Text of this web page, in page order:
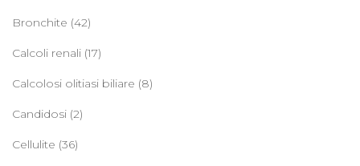
Bronchite (42)
Calcoli renali (17)
Calcolosi olitiasi biliare (8)
Candidosi (2)
Cellulite (36)